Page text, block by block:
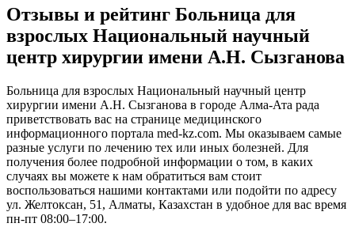
Отзывы и рейтинг Больница для
взрослых Национальный научный
центр хирургии имени А.Н. Сызганова
Больница для взрослых Национальный научный центр
хирургии имени А.Н. Сызганова в городе Алма-Ата рада
приветствовать вас на странице медицинского
информационного портала med-kz.com. Мы оказываем самые
разные услуги по лечению тех или иных болезней. Для
получения более подробной информации о том, в каких
случаях вы можете к нам обратиться вам стоит
воспользоваться нашими контактами или подойти по адресу
ул. Желтоксан, 51, Алматы, Казахстан в удобное для вас время
пн-пт 08:00–17:00.